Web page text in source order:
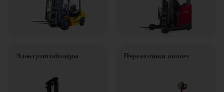
Электроштабелеры Перевозчики паллет